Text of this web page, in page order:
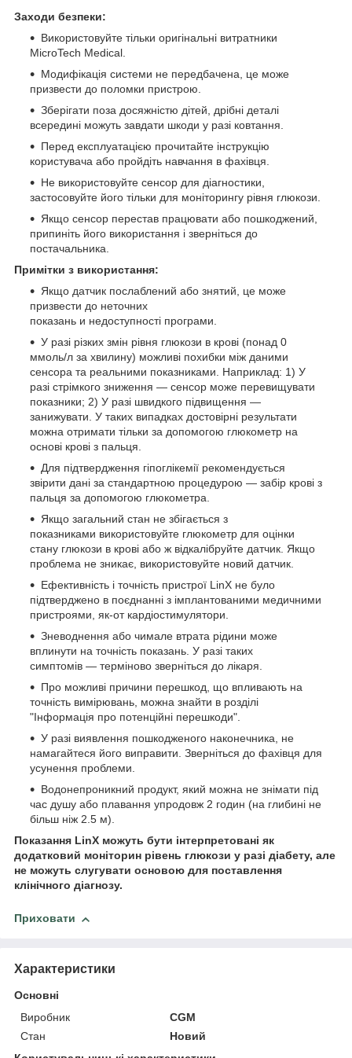
Заходи безпеки:
Використовуйте тільки оригінальні витратники
MicroTech Medical.
Модифікація системи не передбачена, це може
призвести до поломки пристрою.
Зберігати поза досяжністю дітей, дрібні деталі
всередині можуть завдати шкоди у разі ковтання.
Перед експлуатацією прочитайте інструкцію
користувача або пройдіть навчання в фахівця.
Не використовуйте сенсор для діагностики,
застосовуйте його тільки для моніторингу рівня глюкози.
Якщо сенсор перестав працювати або пошкоджений,
припиніть його використання і зверніться до
постачальника.
Примітки з використання:
Якщо датчик послаблений або знятий, це може
призвести до неточних
показань и недоступності програми.
У разі різких змін рівня глюкози в крові (понад 0
ммоль/л за хвилину) можливі похибки між даними
сенсора та реальними показниками. Наприклад: 1) У
разі стрімкого зниження — сенсор може перевищувати
показники; 2) У разі швидкого підвищення —
занижувати. У таких випадках достовірні результати
можна отримати тільки за допомогою глюкометр на
основі крові з пальця.
Для підтвердження гіпоглікемії рекомендується
звірити дані за стандартною процедурою — забір крові з
пальця за допомогою глюкометра.
Якщо загальний стан не збігається з
показниками використовуйте глюкометр для оцінки
стану глюкози в крові або ж відкалібруйте датчик. Якщо
проблема не зникає, використовуйте новий датчик.
Ефективність і точність пристрої LinX не було
підтверджено в поєднанні з імплантованими медичними
пристроями, як-от кардіостимулятори.
Зневоднення або чимале втрата рідини може
вплинути на точність показань. У разі таких
симптомів — терміново зверніться до лікаря.
Про можливі причини перешкод, що впливають на
точність вимірювань, можна знайти в розділі
"Інформація про потенційні перешкоди".
У разі виявлення пошкодженого наконечника, не
намагайтеся його виправити. Зверніться до фахівця для
усунення проблеми.
Водонепроникний продукт, який можна не знімати під
час душу або плавання упродовж 2 годин (на глибині не
більш ніж 2.5 м).
Показання LinX можуть бути інтерпретовані як
додатковий моніторин рівень глюкози у разі діабету, але
не можуть слугувати основою для поставлення
клінічного діагнозу.
Приховати
Характеристики
Основні
Виробник
CGM
Стан
Новий